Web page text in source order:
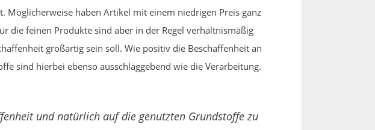
haben Artikel mit einem niedrigen Preis ganz
die feinen Produkte sind aber in der Regel verhältnismäßig
großartig sein soll. Wie positiv die Beschaffenheit an
sind hierbei ebenso ausschlaggebend wie die Verarbeitung.
und natürlich auf die genutzten Grundstoffe zu